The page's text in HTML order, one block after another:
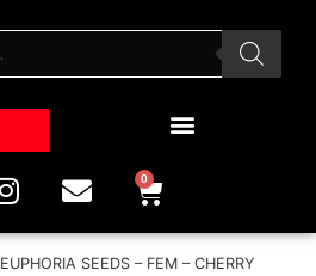
0
EUPHORIA SEEDS – FEM – CHERRY